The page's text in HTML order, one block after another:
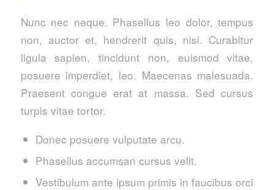
Nunc nec neque. Phasellus leo dolor, tempus
non, auctor et, hendrerit quis, nisi. Curabitur
ligula sapien, tincidunt non, euismod vitae,
posuere imperdiet, leo. Maecenas malesuada.
Praesent congue erat at massa. Sed cursus
turpis vitae tortor.
Donec posuere vulputate arcu.
Phasellus accumsan cursus velit.
Vestibulum ante ipsum primis in faucibus orci